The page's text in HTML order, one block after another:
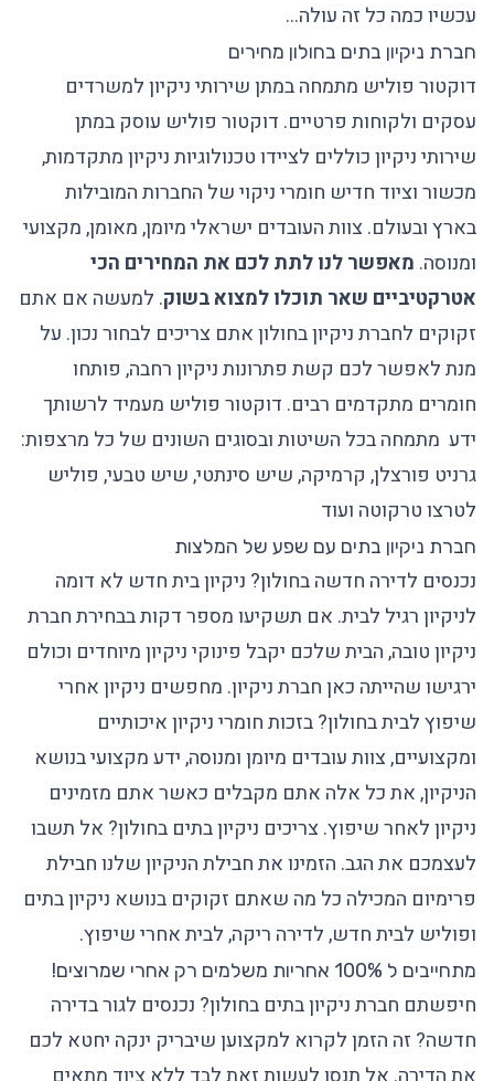
עכשיו כמה כל זה עולה…
חברת ניקיון בתים בחולון מחירים
דוקטור פוליש מתמחה במתן שירותי ניקיון למשרדים
עסקים ולקוחות פרטיים. דוקטור פוליש עוסק במתן
שירותי ניקיון כוללים לציידו טכנולוגיות ניקיון מתקדמות,
מכשור וציוד חדיש חומרי ניקוי של החברות המובילות
בארץ ובעולם. צוות העובדים ישראלי מיומן, מאומן, מקצועי
ומנוסה. מאפשר לנו לתת לכם את המחירים הכי
אטרקטיביים שאר תוכלו למצוא בשוק. למעשה אם אתם
זקוקים לחברת ניקיון בחולון אתם צריכים לבחור נכון. על
מנת לאפשר לכם קשת פתרונות ניקיון רחבה, פותחו
חומרים מתקדמים רבים. דוקטור פוליש מעמיד לרשותך
ידע מתמחה בכל השיטות ובסוגים השונים של כל מרצפות:
גרניט פורצלן, קרמיקה, שיש סינתטי, שיש טבעי, פוליש
לטרצוטרקוטה ועוד
חברת ניקיון בתים עם שפע של המלצות
נכנסים לדירה חדשה בחולון? ניקיון בית חדש לא דומה
לניקיון רגיל לבית. אם תשקיעו מספר דקות בבחירת חברת
ניקיון טובה, הבית שלכם יקבל פינוקי ניקיון מיוחדים וכולם
ירגישו שהייתה כאן חברת ניקיון. מחפשים ניקיון אחרי
שיפוץ לבית בחולון? בזכות חומרי ניקיון איכותיים
ומקצועיים, צוות עובדים מיומן ומנוסה, ידע מקצועי בנושא
הניקיון, את כל אלה אתם מקבלים כאשר אתם מזמינים
ניקיון לאחר שיפוץ. צריכים ניקיון בתים בחולון? אל תשבו
לעצמכם את הגב. הזמינו את חבילת הניקיון שלנו חבילת
פרימיום המכילה כל מה שאתם זקוקים בנושא ניקיון בתים
ופוליש לבית חדש, לדירה ריקה, לבית אחרי שיפוץ.
מתחייבים ל 100% אחריות משלמים רק אחרי שמרוצים!
חיפשתם חברת ניקיון בתים בחולון? נכנסים לגור בדירה
חדשה? זה הזמן לקרוא למקצוען שיבריק ינקה יחטא לכם